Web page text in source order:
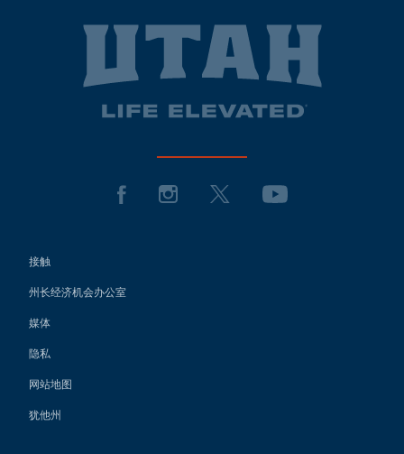
接触
州长经济机会办公室
媒体
隐私
网站地图
犹他州